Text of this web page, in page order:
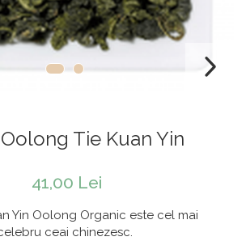
Tie Kuan Yin
41,00 Lei
Yin Oolong Organic este cel mai
ceai chinezesc.